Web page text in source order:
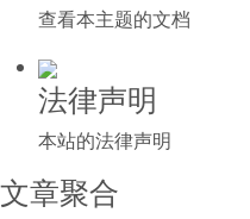
查看本主题的文档
法律声明
本站的法律声明
文章聚合